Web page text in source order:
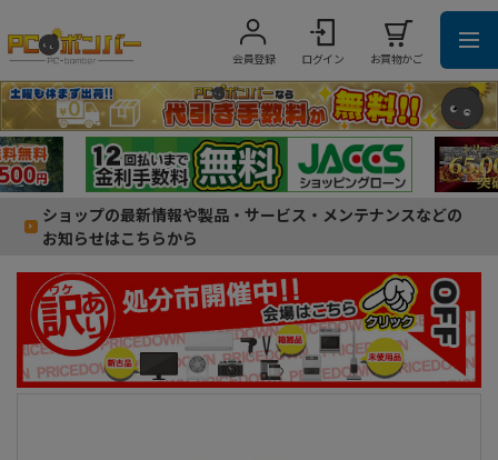
会員登録 ログイン お買物かご
ショップの最新情報や製品・サービス・メンテナンスなどの
お知らせはこちらから